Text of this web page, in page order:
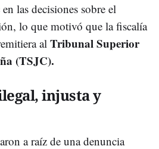
en las decisiones sobre el
lo que motivó que la fiscalía
al Tribunal Superior
(TSJC).
injusta y
a raíz de una denuncia